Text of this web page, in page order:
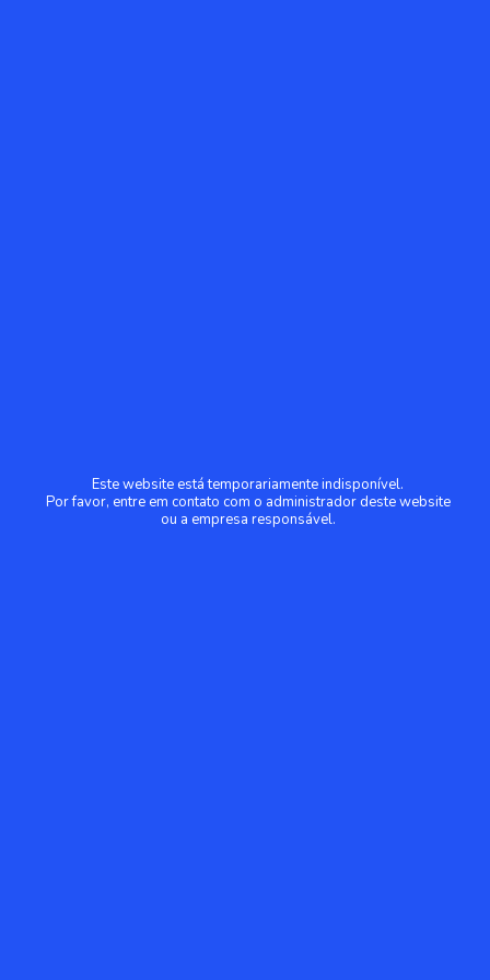
Este website está temporariamente indisponível.
Por favor, entre em contato com o administrador deste website
ou a empresa responsável.